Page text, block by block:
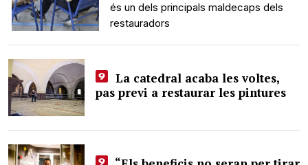
és un dels principals maldecaps dels
restauradors
La catedral acaba les voltes,
pas previ a restaurar les pintures